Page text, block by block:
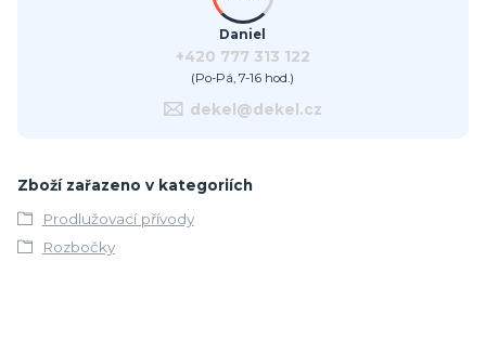
Daniel
+420 777 313 122
(Po-Pá, 7-16 hod.)
dekel@dekel.cz
Zboží zařazeno v kategoriích
Prodlužovací přívody
Rozbočky